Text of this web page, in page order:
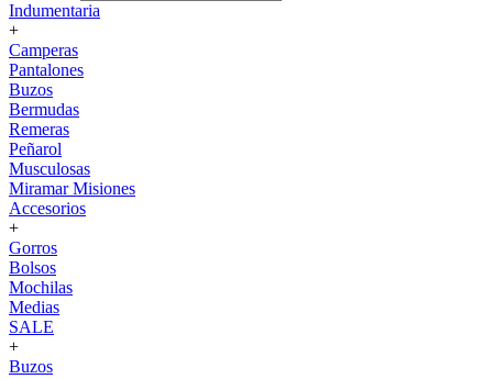
Indumentaria
+
Camperas
Pantalones
Buzos
Bermudas
Remeras
Peñarol
Musculosas
Miramar Misiones
Accesorios
+
Gorros
Bolsos
Mochilas
Medias
SALE
+
Buzos